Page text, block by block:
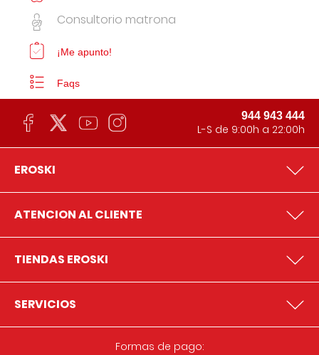
Consultorio matrona
¡Me apunto!
Faqs
944 943 444
L-S de 9:00h a 22:00h
EROSKI
ATENCION AL CLIENTE
TIENDAS EROSKI
SERVICIOS
Formas de pago: